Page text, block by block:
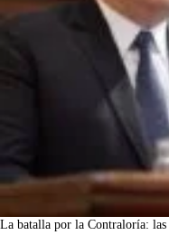
La batalla por la Contraloría: las